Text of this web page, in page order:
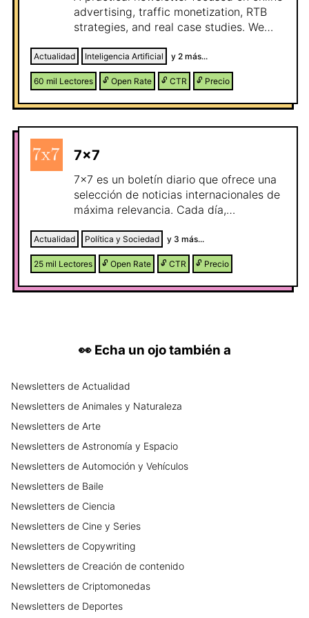
advertising, traffic monetization, RTB
strategies, and real case studies. We
publishers and marketers increase their
revenue.
Actualidad Inteligencia Artificial y 2 más...
60 mil Lectores 🔓 Open Rate 🔓 CTR 🔓 Precio
7x7
7x7 es un boletín diario que ofrece una
selección de noticias internacionales de
máxima relevancia. Cada día,
escogidas sobre política, economía,
sociedad, tecnología, salud y deportes.
Actualidad Política y Sociedad y 3 más...
25 mil Lectores 🔓 Open Rate 🔓 CTR 🔓 Precio
👀 Echa un ojo también a
Newsletters de Actualidad
Newsletters de Animales y Naturaleza
Newsletters de Arte
Newsletters de Astronomía y Espacio
Newsletters de Automoción y Vehículos
Newsletters de Baile
Newsletters de Ciencia
Newsletters de Cine y Series
Newsletters de Copywriting
Newsletters de Creación de contenido
Newsletters de Criptomonedas
Newsletters de Deportes